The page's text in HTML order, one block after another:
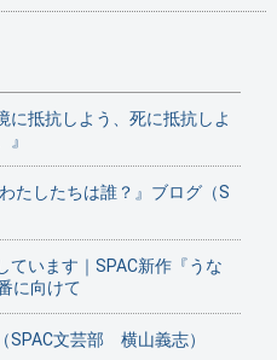
に抵抗しよう、死に抵抗しよ
たしたちは誰？』ブログ（S
ています｜SPAC新作『うな
に向けて
SPAC文芸部 横山義志）